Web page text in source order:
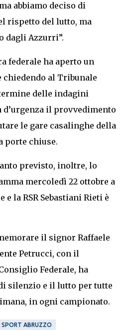
abbiamo deciso di
rispetto del lutto, ma
dagli Azzurri”.
federale ha aperto un
al Tribunale
delle indagini
d’urgenza il provvedimento
le gare casalinghe della
porte chiuse.
previsto, inoltre, lo
mercoledì 22 ottobre a
e la RSR Sebastiani Rieti è
il signor Raffaele
Petrucci, con il
Federale, ha
silenzio e il lutto per tutte
in ogni campionato.
SPORT ABRUZZO